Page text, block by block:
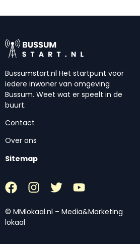
Bussumstart.nl Het startpunt voor
iedere inwoner van omgeving
Bussum. Weet wat er speelt in de
buurt.
Contact
Over ons
Sitemap
© MMlokaal.nl – Media&Marketing
lokaal